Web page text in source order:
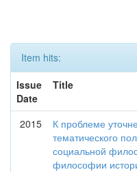
Item hits:
Issue
Date
Title
2015
К проблеме
тематического
социальной
философии